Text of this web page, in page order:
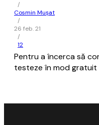
/
Cosmin Mușat
/
26 feb. 21
/
12
Pentru a încerca să
testeze în mod gratuit